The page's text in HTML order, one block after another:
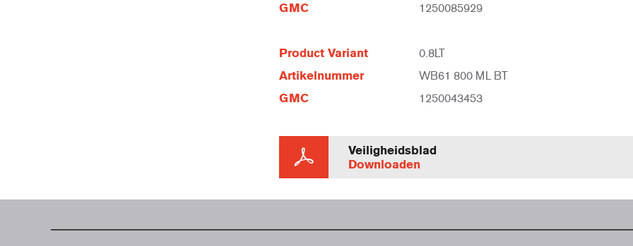
GMC 1250085929
Product Variant 0.8LT
Artikelnummer WB61 800 ML BT
GMC 1250043453
Veiligheidsblad
Downloaden